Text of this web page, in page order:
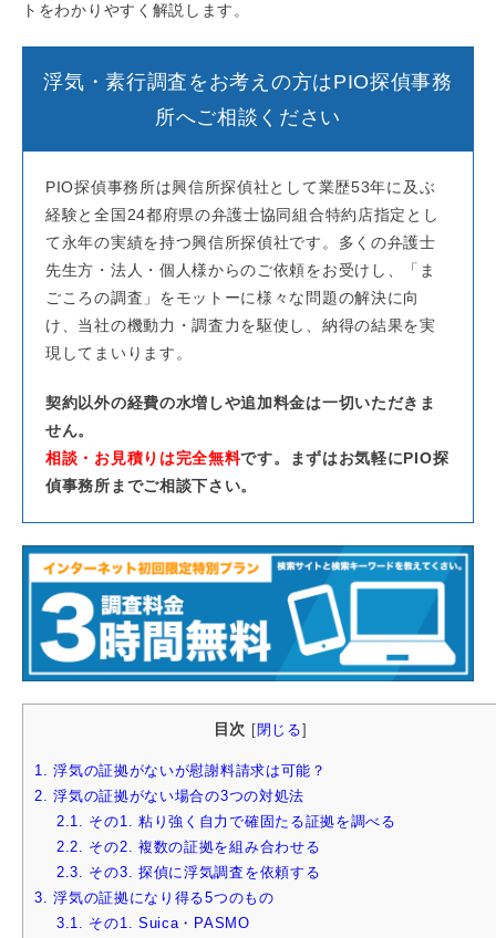
トをわかりやすく解説します。
浮気・素行調査をお考えの方はPIO探偵事務
所へご相談ください
PIO探偵事務所は興信所探偵社として業歴53年に及ぶ
経験と全国24都府県の弁護士協同組合特約店指定とし
て永年の実績を持つ興信所探偵社です。多くの弁護士
先生方・法人・個人様からのご依頼をお受けし、「ま
ごころの調査」をモットーに様々な問題の解決に向
け、当社の機動力・調査力を駆使し、納得の結果を実
現してまいります。
契約以外の経費の水増しや追加料金は一切いただきま
せん。
相談・お見積りは完全無料です。まずはお気軽にPIO探
偵事務所までご相談下さい。
目次 [閉じる]
1.
浮気の証拠がないが慰謝料請求は可能？
2.
浮気の証拠がない場合の3つの対処法
2.1.
その1. 粘り強く自力で確固たる証拠を調べる
2.2.
その2. 複数の証拠を組み合わせる
2.3.
その3. 探偵に浮気調査を依頼する
3.
浮気の証拠になり得る5つのもの
3.1.
その1. Suica・PASMO